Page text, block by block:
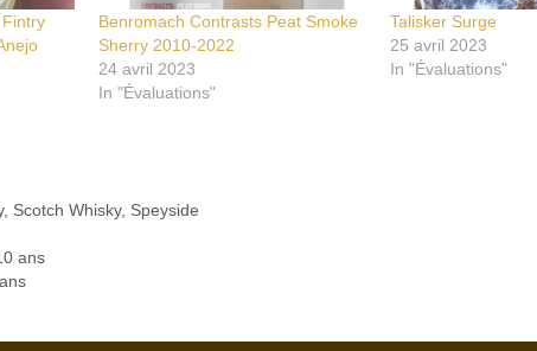
Benromach Contrasts Peat Smoke
Sherry 2010-2022
24 avril 2023
In "Évaluations"
Talisker Surge
25 avril 2023
In "Évaluations"
, Scotch Whisky, Speyside
ans